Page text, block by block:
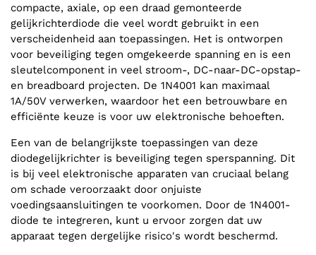
compacte, axiale, op een draad gemonteerde
gelijkrichterdiode die veel wordt gebruikt in een
verscheidenheid aan toepassingen. Het is ontworpen
voor beveiliging tegen omgekeerde spanning en is een
sleutelcomponent in veel stroom-, DC-naar-DC-opstap-
en breadboard projecten. De 1N4001 kan maximaal
1A/50V verwerken, waardoor het een betrouwbare en
efficiënte keuze is voor uw elektronische behoeften.
Een van de belangrijkste toepassingen van deze
diodegelijkrichter is beveiliging tegen sperspanning. Dit
is bij veel elektronische apparaten van cruciaal belang
om schade veroorzaakt door onjuiste
voedingsaansluitingen te voorkomen. Door de 1N4001-
diode te integreren, kunt u ervoor zorgen dat uw
apparaat tegen dergelijke risico's wordt beschermd.